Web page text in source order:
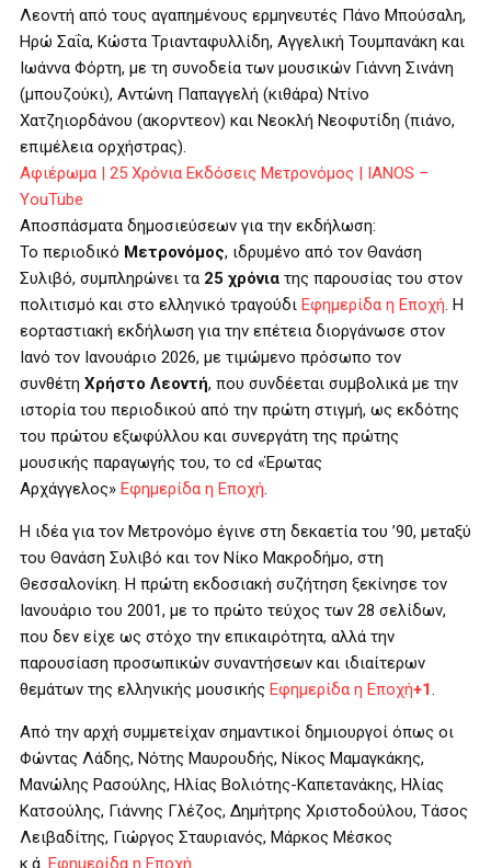
Λεοντή από τους αγαπημένους ερμηνευτές Πάνο Μπούσαλη,
Ηρώ Σαΐα, Κώστα Τριανταφυλλίδη, Αγγελική Τουμπανάκη και
Ιωάννα Φόρτη, με τη συνοδεία των μουσικών Γιάννη Σινάνη
(μπουζούκι), Αντώνη Παπαγγελή (κιθάρα) Ντίνο
Χατζηιορδάνου (ακορντεον) και Νεοκλή Νεοφυτίδη (πιάνο,
επιμέλεια ορχήστρας).
Αφιέρωμα | 25 Χρόνια Εκδόσεις Μετρονόμος | IANOS –
YouTube
Αποσπάσματα δημοσιεύσεων για την εκδήλωση:
Το περιοδικό Μετρονόμος, ιδρυμένο από τον Θανάση
Συλιβό, συμπληρώνει τα 25 χρόνια της παρουσίας του στον
πολιτισμό και στο ελληνικό τραγούδι Εφημερίδα η Εποχή. Η
εορταστιακή εκδήλωση για την επέτεια διοργάνωσε στον
Ιανό τον Ιανουάριο 2026, με τιμώμενο πρόσωπο τον
συνθέτη Χρήστο Λεοντή, που συνδέεται συμβολικά με την
ιστορία του περιοδικού από την πρώτη στιγμή, ως εκδότης
του πρώτου εξωφύλλου και συνεργάτη της πρώτης
μουσικής παραγωγής του, το cd «Έρωτας
Αρχάγγελος» Εφημερίδα η Εποχή.
Η ιδέα για τον Μετρονόμο έγινε στη δεκαετία του ’90, μεταξύ
του Θανάση Συλιβό και τον Νίκο Μακροδήμο, στη
Θεσσαλονίκη. Η πρώτη εκδοσιακή συζήτηση ξεκίνησε τον
Ιανουάριο του 2001, με το πρώτο τεύχος των 28 σελίδων,
που δεν είχε ως στόχο την επικαιρότητα, αλλά την
παρουσίαση προσωπικών συναντήσεων και ιδιαίτερων
θεμάτων της ελληνικής μουσικής Εφημερίδα η Εποχή+1.
Από την αρχή συμμετείχαν σημαντικοί δημιουργοί όπως οι
Φώντας Λάδης, Νότης Μαυρουδής, Νίκος Μαμαγκάκης,
Μανώλης Ρασούλης, Ηλίας Βολιότης-Καπετανάκης, Ηλίας
Κατσούλης, Γιάννης Γλέζος, Δημήτρης Χριστοδούλου, Τάσος
Λειβαδίτης, Γιώργος Σταυριανός, Μάρκος Μέσκος
κ.ά. Εφημερίδα η Εποχή